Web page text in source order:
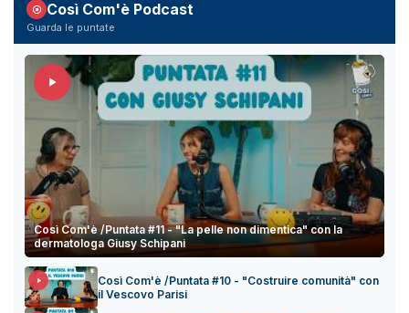
Così Com'è Podcast
Guarda le puntate
Così Com'è /Puntata #11 - "La pelle non dimentica" con la
dermatologa Giusy Schipani
Così Com'è /Puntata #10 - "Costruire comunità" con
il Vescovo Parisi